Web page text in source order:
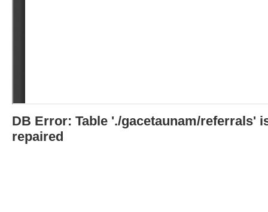
DB Error: Table './gacetaunam/referrals'
repaired